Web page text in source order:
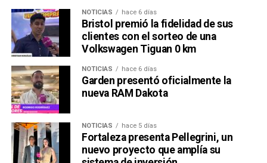
NOTICIAS hace 6 días
Bristol premió la fidelidad de sus
clientes con el sorteo de una
Volkswagen Tiguan 0 km
NOTICIAS hace 6 días
Garden presentó oficialmente la
nueva RAM Dakota
NOTICIAS hace 5 días
Fortaleza presenta Pellegrini, un
nuevo proyecto que amplía su